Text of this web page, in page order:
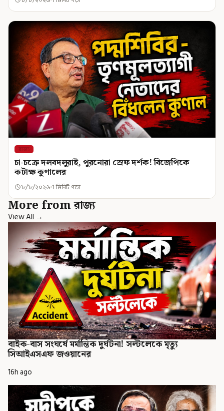
রাজ্য
চা-চক্রে দলবদলুরাই, পুরনোরা স্রেফ দর্শক! বিজেপিকে
কটাক্ষ কুণালের
৮/৮/২০২৬ 1 মিনিট পড়া
More from রাজ্য
View All →
বাইক-বাস সংঘর্ষে মর্মান্তিক দুর্ঘটনা! সল্টলেকে মৃত্যু
সিআইএসএফ জওয়ানের
16h ago